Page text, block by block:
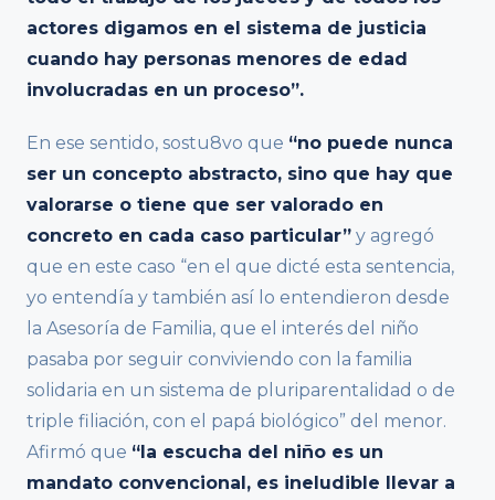
actores digamos en el sistema de justicia
cuando hay personas menores de edad
involucradas en un proceso”.
En ese sentido, sostu8vo que “no puede nunca
ser un concepto abstracto, sino que hay que
valorarse o tiene que ser valorado en
concreto en cada caso particular” y agregó
que en este caso “en el que dicté esta sentencia,
yo entendía y también así lo entendieron desde
la Asesoría de Familia, que el interés del niño
pasaba por seguir conviviendo con la familia
solidaria en un sistema de pluriparentalidad o de
triple filiación, con el papá biológico” del menor.
Afirmó que “la escucha del niño es un
mandato convencional, es ineludible llevar a